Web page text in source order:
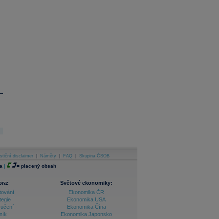
disclaimer Náměty FAQ Skupina ČSOB
| = placený obsah
Světové ekonomiky:
Ekonomika ČR
Ekonomika USA
Ekonomika Čína
Ekonomika Japonsko